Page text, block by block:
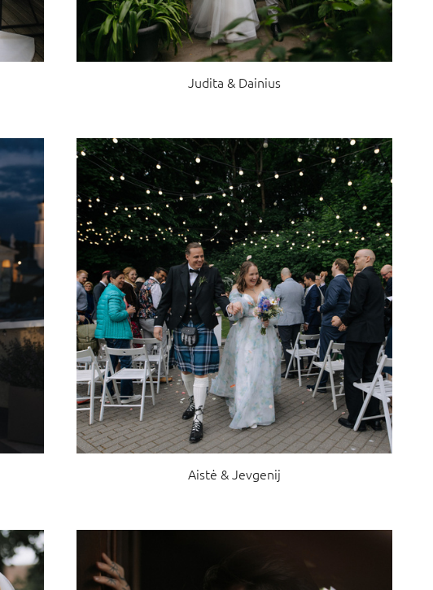
Judita & Dainius
Aistė & Jevgenij